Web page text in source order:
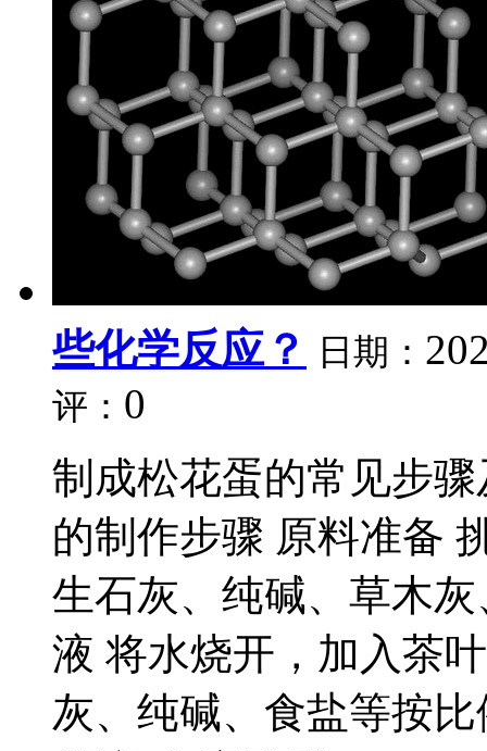
些化学反应？ 日期：
评： 0
制成松花蛋的常见步
的制作步骤 原料准备
生石灰、纯碱、草木
液 将水烧开，加入茶
灰、纯碱、食盐等按